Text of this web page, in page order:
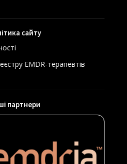
сайту
EMDR-терапевтів
партнери